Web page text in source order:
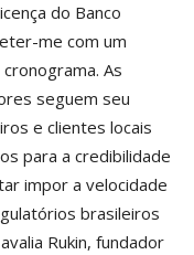
do Banco
me com um
As
seguem seu
e clientes locais
para a credibilidade
impor a velocidade
brasileiros
Rukin, fundador